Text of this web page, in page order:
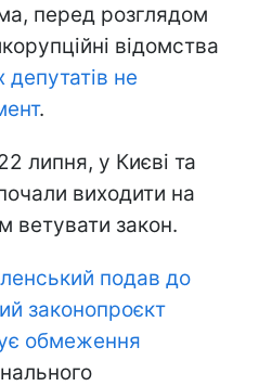
перед розглядом
відомства
не
.
липня, у Києві та
виходити на
ветувати закон.
подав до
законопроєкт
обмеження